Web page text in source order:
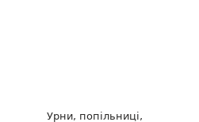
Урни, попільниці,